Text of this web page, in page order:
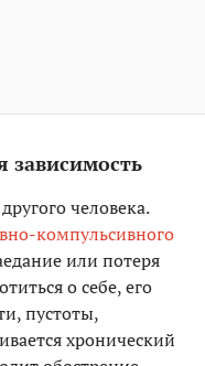
зависимость
человека.
компульсивного
или потеря
о себе, его
пустоты,
хронический